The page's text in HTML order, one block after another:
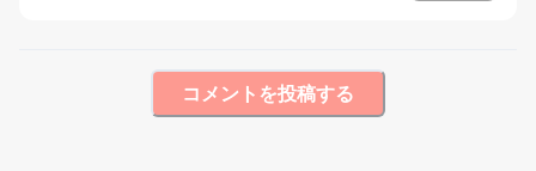
コメントを投稿する